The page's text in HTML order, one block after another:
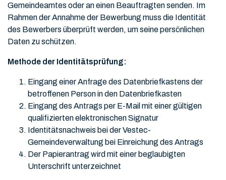
Gemeindeamtes oder an einen Beauftragten senden. Im
Rahmen der Annahme der Bewerbung muss die Identität
des Bewerbers überprüft werden, um seine persönlichen
Daten zu schützen.
Methode der Identitätsprüfung:
Eingang einer Anfrage des Datenbriefkastens der
betroffenen Person in den Datenbriefkasten
Eingang des Antrags per E-Mail mit einer gültigen
qualifizierten elektronischen Signatur
Identitätsnachweis bei der Vestec-
Gemeindeverwaltung bei Einreichung des Antrags
Der Papierantrag wird mit einer beglaubigten
Unterschrift unterzeichnet